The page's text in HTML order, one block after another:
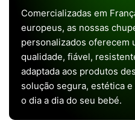
Comercializadas em
europeus, as nossas
personalizados oferecem
qualidade, fiável,
adaptada aos produtos
solução segura, estética
o dia a dia do seu bebé.